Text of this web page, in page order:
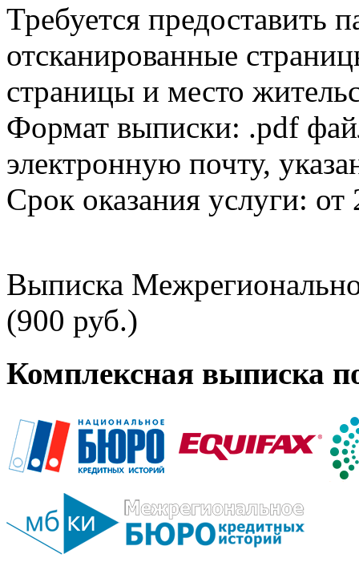
Требуется предоставить
отсканированные
страницы и место
Формат выписки: .pdf
электронную почту,
Срок оказания услуги: от
Выписка
(900 руб.)
Комплексная выписка